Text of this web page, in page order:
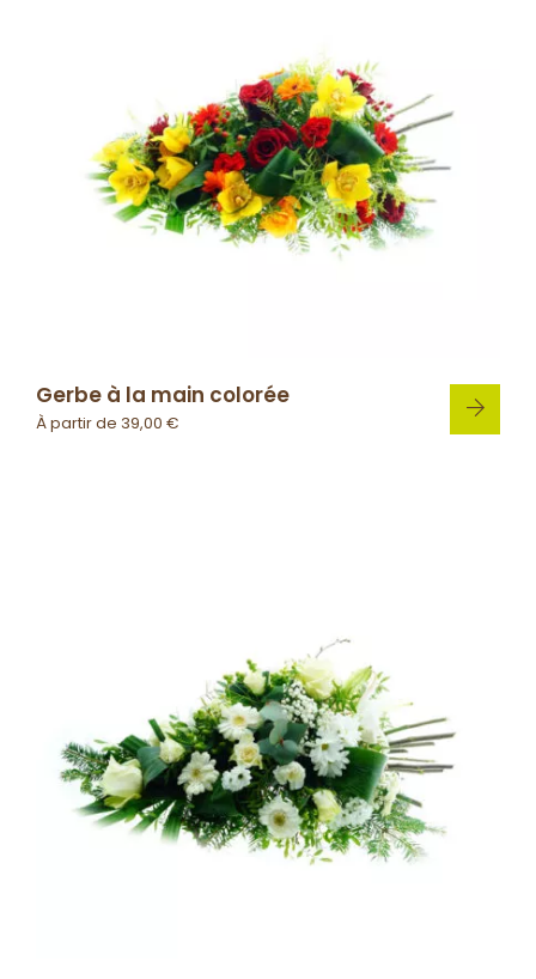
Gerbe à la main colorée
À partir de 39,00 €